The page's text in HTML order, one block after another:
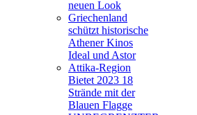
neuen Look
Griechenland
schützt historische
Athener Kinos
Ideal und Astor
Attika-Region
Bietet 2023 18
Strände mit der
Blauen Flagge